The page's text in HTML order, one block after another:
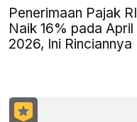
Penerimaan Pajak RI
Naik 16% pada April
2026, Ini Rinciannya